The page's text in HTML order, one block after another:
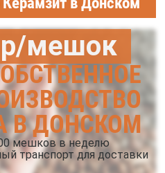
мешок
В ДОНСКОМ
мешков в неделю
транспорт для доставки